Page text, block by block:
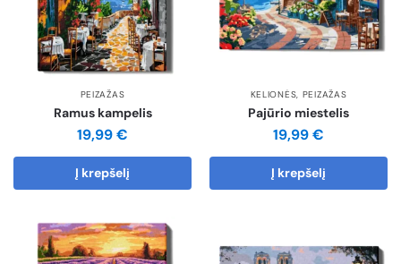
PEIZAŽAS
Ramus kampelis
19,99€
Į krepšelį
KELIONĖS, PEIZAŽAS
Pajūrio miestelis
19,99€
Į krepšelį